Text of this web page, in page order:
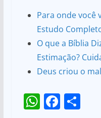
Para onde você
Estudo
O que a Bíblia
Estimação?
Deus criou o
W F S